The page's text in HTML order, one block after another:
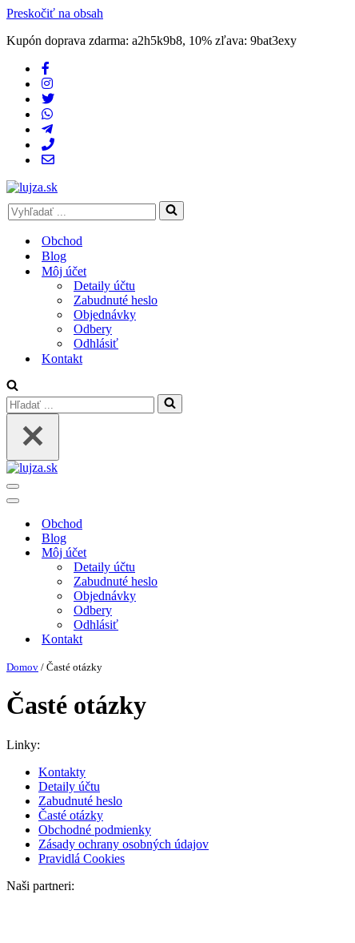
Preskočiť na obsah
Kupón doprava zdarma: a2h5k9b8, 10% zľava: 9bat3exy
Search
for...
Obchod
Blog
Môj účet
Detaily účtu
Zabudnuté heslo
Objednávky
Odbery
Odhlásiť
Kontakt
Search
for...
Menu
navigácie
Menu
navigácieObchod
Blog
Môj účet
Detaily účtu
Zabudnuté heslo
Objednávky
Odbery
Odhlásiť
Kontakt
Domov / Časté otázky
Časté otázky
Linky:
Kontakty
Detaily účtu
Zabudnuté heslo
Časté otázky
Obchodné podmienky
Zásady ochrany osobných údajov
Pravidlá Cookies
Naši partneri: